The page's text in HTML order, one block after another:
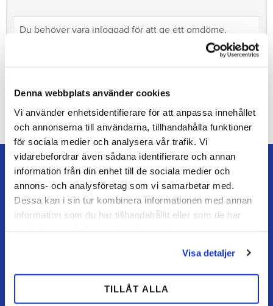
Denna webbplats använder cookies
Vi använder enhetsidentifierare för att anpassa innehållet
och annonserna till användarna, tillhandahålla funktioner
för sociala medier och analysera vår trafik. Vi
vidarebefordrar även sådana identifierare och annan
information från din enhet till de sociala medier och
annons- och analysföretag som vi samarbetar med.
Dessa kan i sin tur kombinera informationen med annan
information som du har tillhandahållit eller som de har
Visa detaljer
TILLÅT ALLA
Bli den första att lämna ett omdöme.
TEAM ALUTORP
Kontakt
kundtjanst@teamalutorp.se
0727-434 434